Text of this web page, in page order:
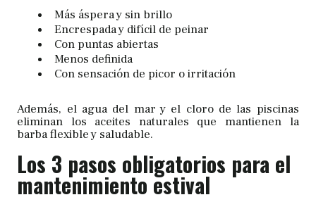
Más áspera y sin brillo
Encrespada y difícil de peinar
Con puntas abiertas
Menos definida
Con sensación de picor o irritación
Además, el agua del mar y el cloro de las piscinas
eliminan los aceites naturales que mantienen la
barba flexible y saludable.
Los 3 pasos obligatorios para el
mantenimiento estival